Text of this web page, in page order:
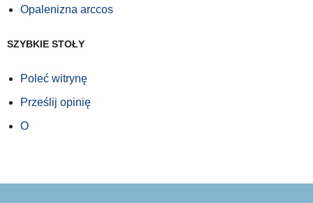
Opalenizna arccos
SZYBKIE STOŁY
Poleć witrynę
Prześlij opinię
O